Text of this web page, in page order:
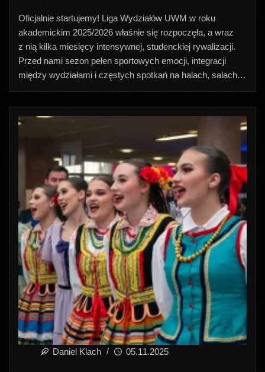
Oficjalnie startujemy! Liga Wydziałów UWM w roku
akademickim 2025/2026 właśnie się rozpoczęła, a wraz
z nią kilka miesięcy intensywnej, studenckiej rywalizacji.
Przed nami sezon pełen sportowych emocji, integracji
między wydziałami i częstych spotkań na halach, salach…
Daniel Klach 05.11.2025